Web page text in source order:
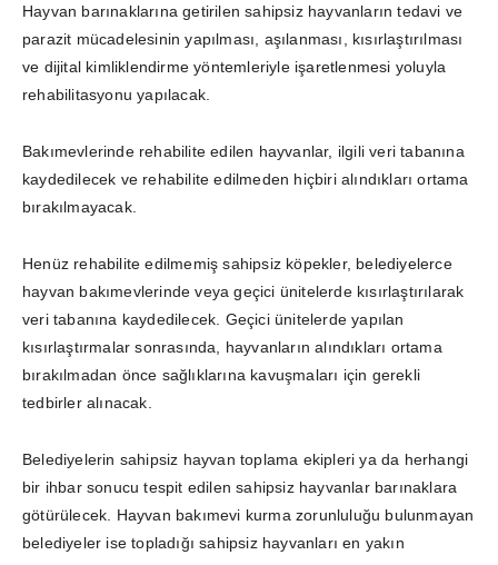
Hayvan barınaklarına getirilen sahipsiz hayvanların tedavi ve
parazit mücadelesinin yapılması, aşılanması, kısırlaştırılması
ve dijital kimliklendirme yöntemleriyle işaretlenmesi yoluyla
rehabilitasyonu yapılacak.
Bakımevlerinde rehabilite edilen hayvanlar, ilgili veri tabanına
kaydedilecek ve rehabilite edilmeden hiçbiri alındıkları ortama
bırakılmayacak.
Henüz rehabilite edilmemiş sahipsiz köpekler, belediyelerce
hayvan bakımevlerinde veya geçici ünitelerde kısırlaştırılarak
veri tabanına kaydedilecek. Geçici ünitelerde yapılan
kısırlaştırmalar sonrasında, hayvanların alındıkları ortama
bırakılmadan önce sağlıklarına kavuşmaları için gerekli
tedbirler alınacak.
Belediyelerin sahipsiz hayvan toplama ekipleri ya da herhangi
bir ihbar sonucu tespit edilen sahipsiz hayvanlar barınaklara
götürülecek. Hayvan bakımevi kurma zorunluluğu bulunmayan
belediyeler ise topladığı sahipsiz hayvanları en yakın